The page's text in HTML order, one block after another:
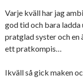
Varje kväll har jag
god tid och bara ladda
pratglad syster och en
ett pratkompis…
Ikväll så gick maken